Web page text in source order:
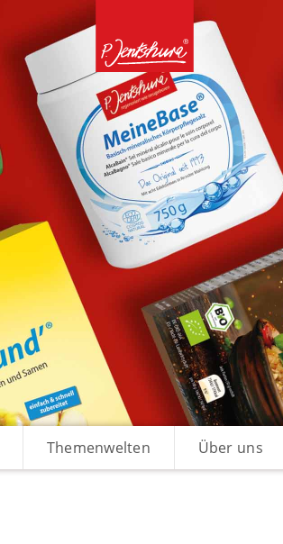
Themenwelten Über uns